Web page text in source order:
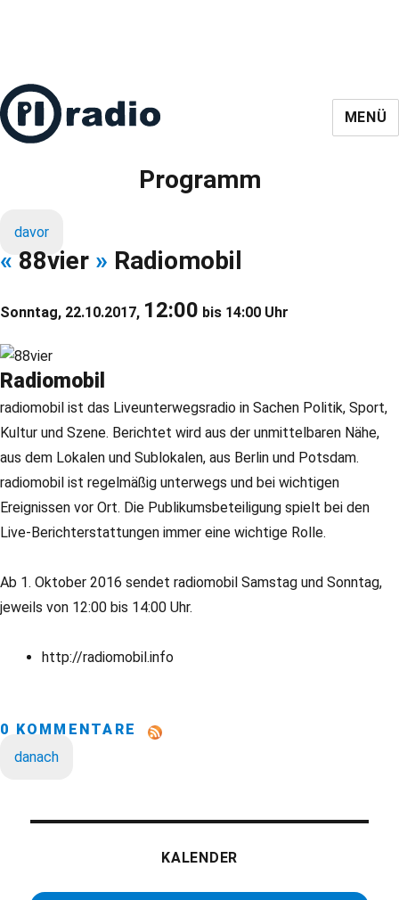
MENÜ
Programm
davor
« 88vier » Radiomobil
Sonntag, 22.10.2017, 12:00 bis 14:00 Uhr
Radiomobil
radiomobil ist das Liveunterwegsradio in Sachen Politik, Sport,
Kultur und Szene. Berichtet wird aus der unmittelbaren Nähe,
aus dem Lokalen und Sublokalen, aus Berlin und Potsdam.
radiomobil ist regelmäßig unterwegs und bei wichtigen
Ereignissen vor Ort. Die Publikumsbeteiligung spielt bei den
Live-Berichterstattungen immer eine wichtige Rolle.
Ab 1. Oktober 2016 sendet radiomobil Samstag und Sonntag,
jeweils von 12:00 bis 14:00 Uhr.
http://radiomobil.info
0 KOMMENTARE
danach
KALENDER